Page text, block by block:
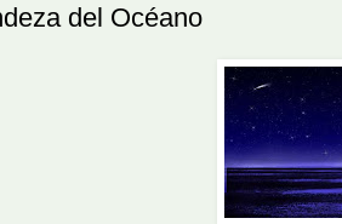
del Océano